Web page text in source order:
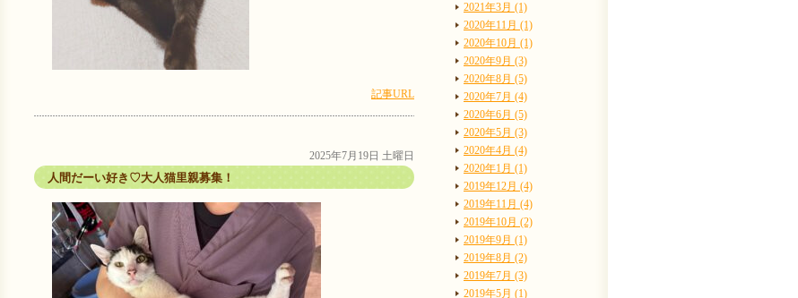
記事URL
2025年7月19日 土曜日
人間だーい好き♡大人猫里親募集！
2021年3月 (1)
2020年11月 (1)
2020年10月 (1)
2020年9月 (3)
2020年8月 (5)
2020年7月 (4)
2020年6月 (5)
2020年5月 (3)
2020年4月 (4)
2020年1月 (1)
2019年12月 (4)
2019年11月 (4)
2019年10月 (2)
2019年9月 (1)
2019年8月 (2)
2019年7月 (3)
2019年5月 (1)